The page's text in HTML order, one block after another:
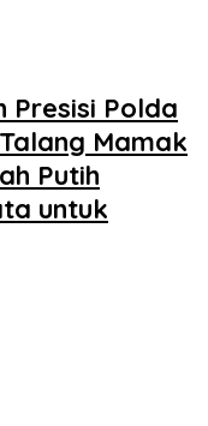
Presisi Polda
Mamak
Putih
untuk